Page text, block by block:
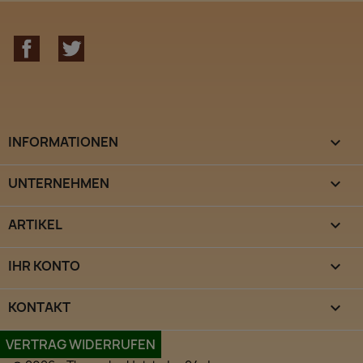
Facebook
INFORMATIONEN 
UNTERNEHMEN 
ARTIKEL 
IHR KONTO 
KONTAKT keyboard_arrow_down
VERTRAG WIDERRUFEN